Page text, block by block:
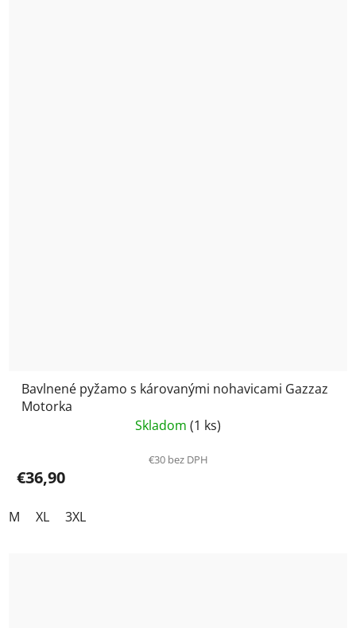
Bavlnené pyžamo s károvanými nohavicami Gazzaz
Motorka
Skladom (1 ks)
€30 bez DPH
€36,90
M XL 3XL